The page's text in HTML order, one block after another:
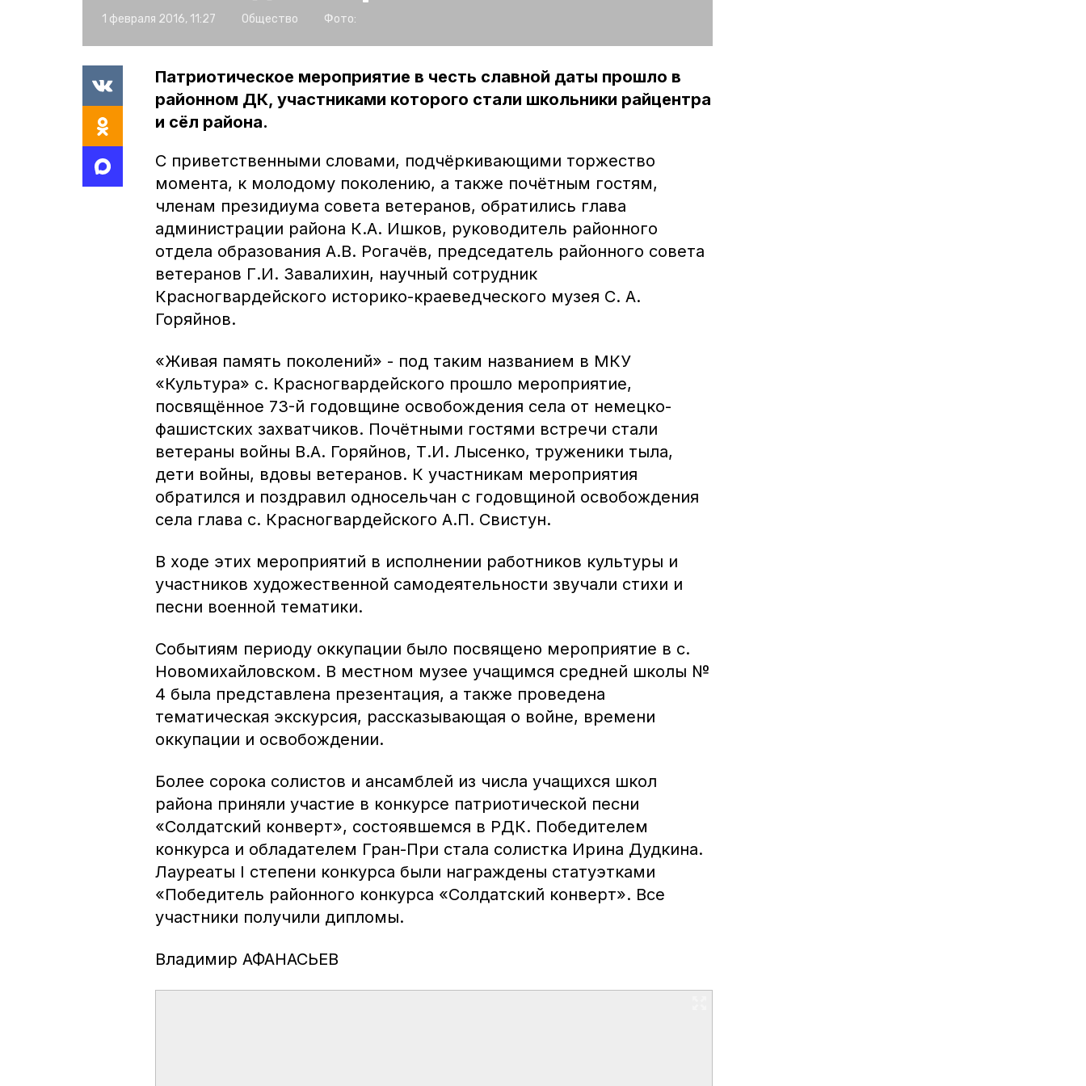
1 февраля 2016, 11:27 Общество Фото:
Патриотическое мероприятие в честь славной даты прошло в
районном ДК, участниками которого стали школьники райцентра
и сёл района.
С приветственными словами, подчёркивающими торжество
момента, к молодому поколению, а также почётным гостям,
членам президиума совета ветеранов, обратились глава
администрации района К.А. Ишков, руководитель районного
отдела образования А.В. Рогачёв, председатель районного совета
ветеранов Г.И. Завалихин, научный сотрудник
Красногвардейского историко-краеведческого музея С. А.
Горяйнов.
«Живая память поколений» - под таким названием в МКУ
«Культура» с. Красногвардейского прошло мероприятие,
посвящённое 73-й годовщине освобождения села от немецко-
фашистских захватчиков. Почётными гостями встречи стали
ветераны войны В.А. Горяйнов, Т.И. Лысенко, труженики тыла,
дети войны, вдовы ветеранов. К участникам мероприятия
обратился и поздравил односельчан с годовщиной освобождения
села глава с. Красногвардейского А.П. Свистун.
В ходе этих мероприятий в исполнении работников культуры и
участников художественной самодеятельности звучали стихи и
песни военной тематики.
Событиям периоду оккупации было посвящено мероприятие в с.
Новомихайловском. В местном музее учащимся средней школы №
4 была представлена презентация, а также проведена
тематическая экскурсия, рассказывающая о войне, времени
оккупации и освобождении.
Более сорока солистов и ансамблей из числа учащихся школ
района приняли участие в конкурсе патриотической песни
«Солдатский конверт», состоявшемся в РДК. Победителем
конкурса и обладателем Гран-При стала солистка Ирина Дудкина.
Лауреаты I степени конкурса были награждены статуэтками
«Победитель районного конкурса «Солдатский конверт». Все
участники получили дипломы.
Владимир АФАНАСЬЕВ